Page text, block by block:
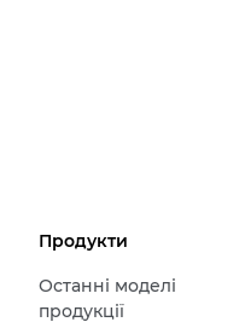
Продукти
Останні моделі
продукції